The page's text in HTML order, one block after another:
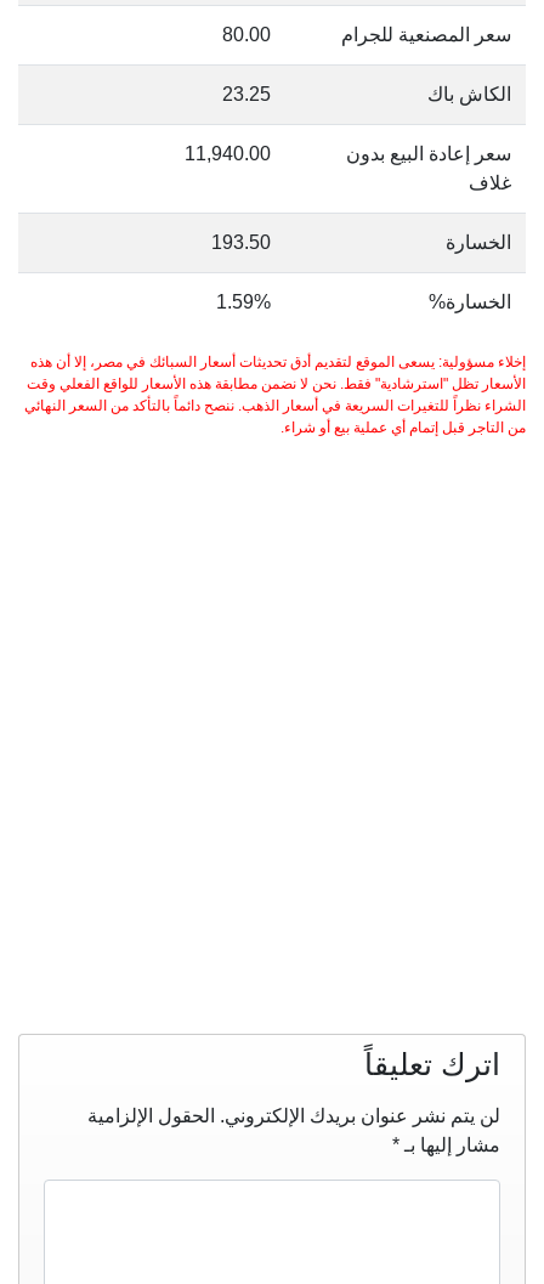
سعر المصنعية للجرام 80.00
الكاش باك 23.25
سعر إعادة البيع بدون
غلاف
11,940.00
الخسارة 193.50
الخسارة% 1.59%
إخلاء مسؤولية: يسعى الموقع لتقديم أدق تحديثات أسعار السبائك في مصر، إلا أن هذه
الأسعار تظل "استرشادية" فقط. نحن لا نضمن مطابقة هذه الأسعار للواقع الفعلي وقت
الشراء نظراً للتغيرات السريعة في أسعار الذهب. ننصح دائماً بالتأكد من السعر النهائي
من التاجر قبل إتمام أي عملية بيع أو شراء.
اترك تعليقاً
لن يتم نشر عنوان بريدك الإلكتروني. الحقول الإلزامية
مشار إليها بـ *